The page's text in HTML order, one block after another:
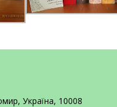
Україна, 10008